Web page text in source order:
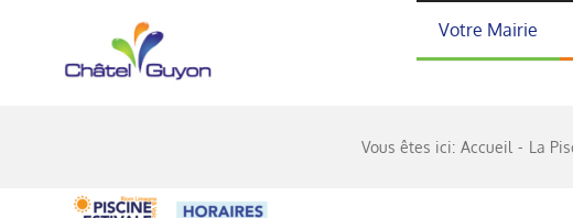
Votre Mairie
Vous êtes ici: Accueil La